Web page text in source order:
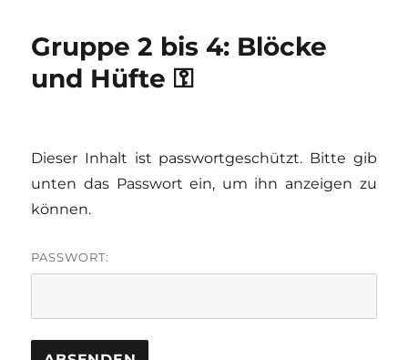
Gruppe 2 bis 4: Blöcke
und Hüfte ⚿
Dieser Inhalt ist passwortgeschützt. Bitte gib
unten das Passwort ein, um ihn anzeigen zu
können.
PASSWORT: